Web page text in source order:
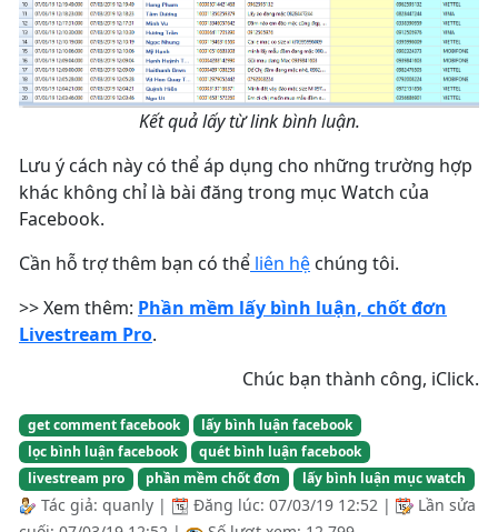
Kết quả lấy từ link bình luận.
Lưu ý cách này có thể áp dụng cho những trường hợp
khác không chỉ là bài đăng trong mục Watch của
Facebook.
Cần hỗ trợ thêm bạn có thể liên hệ chúng tôi.
>> Xem thêm: Phần mềm lấy bình luận, chốt đơn
Livestream Pro.
Chúc bạn thành công, iClick.
get comment facebook
lấy bình luận facebook
lọc bình luận facebook
quét bình luận facebook
livestream pro
phần mềm chốt đơn lấy bình luận mục watch
Tác giả: quanly | Đăng lúc: 07/03/19 12:52 |
Lần sửa